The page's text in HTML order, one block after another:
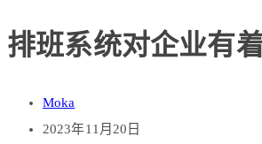
排班系统对企业有
Moka
2023年11月20日